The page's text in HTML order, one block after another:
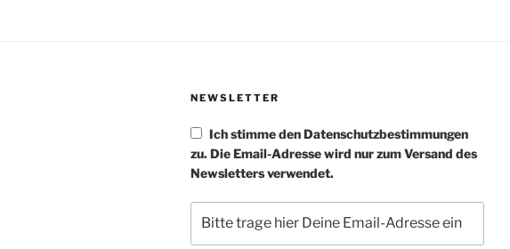
NEWSLETTER
Ich stimme den Datenschutzbestimmungen
zu. Die Email-Adresse wird nur zum Versand des
Newsletters verwendet.